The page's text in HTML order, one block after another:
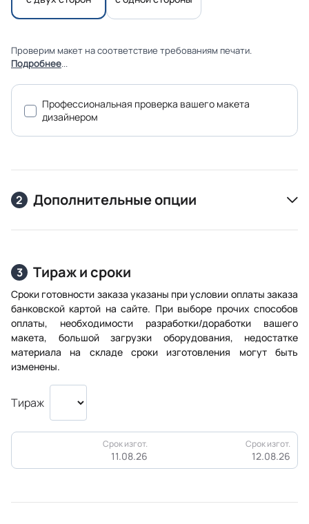
Проверим макет на соответствие требованиям печати.
Подробнее...
Профессиональная проверка вашего макета
дизайнером
2 Дополнительные опции
3 Тираж и сроки
Сроки готовности заказа указаны при условии оплаты заказа
банковской картой на сайте. При выборе прочих способов
оплаты, необходимости разработки/доработки вашего
макета, большой загрузки оборудования, недостатке
материала на складе сроки изготовления могут быть
изменены.
Тираж
Срок изгот.
11.08.26
Срок изгот.
12.08.26